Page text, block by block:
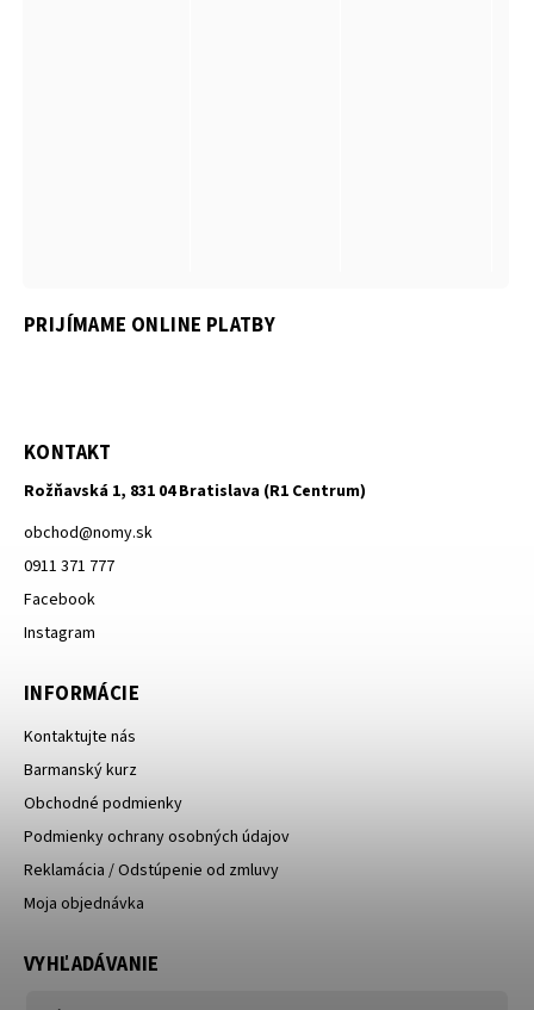
PRIJÍMAME ONLINE PLATBY
KONTAKT
Rožňavská 1, 831 04 Bratislava (R1 Centrum)
obchod@nomy.sk
0911 371 777
Facebook
Instagram
INFORMÁCIE
Kontaktujte nás
Barmanský kurz
Obchodné podmienky
Podmienky ochrany osobných údajov
Reklamácia / Odstúpenie od zmluvy
Moja objednávka
VYHĽADÁVANIE